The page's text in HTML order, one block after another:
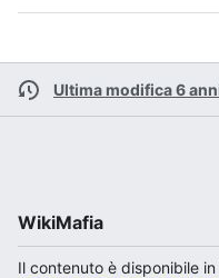
Ultima modifica 6
WikiMafia
Il contenuto è disponibile